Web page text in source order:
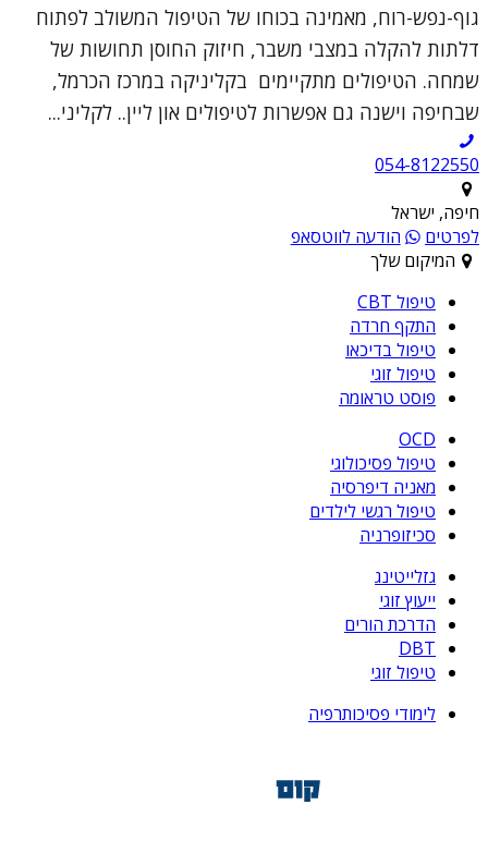
גוף-נפש-רוח, מאמינה בכוחו של הטיפול המשולב לפתוח
דלתות להקלה במצבי משבר, חיזוק החוסן תחושות של
שמחה. הטיפולים מתקיימים בקליניקה במרכז הכרמל,
שבחיפה וישנה גם אפשרות לטיפולים און ליין.. לקליני...
054-8122550
חיפה, ישראל
לפרטים
הודעה לווטסאפ
המיקום שלך
טיפול CBT
התקף חרדה
טיפול בדיכאו
טיפול זוגי
פוסט טראומה
OCD
טיפול פסיכולוגי
מאניה דיפרסיה
טיפול רגשי לילדים
סכיזופרניה
גזלייטינג
ייעוץ זוגי
הדרכת הורים
DBT
טיפול זוגי
לימודי פסיכותרפיה